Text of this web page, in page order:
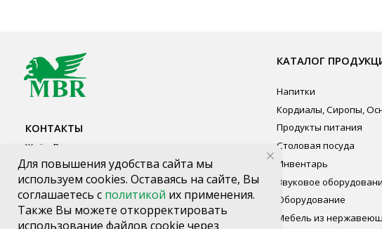
г. Калининград, ул. Дзержинского, д. 125
777-987
Одноразовая посуда и упаковка
Оборудование
mbr@mbr.ltd
Для повышения удобства сайта мы
используем cookies. Оставаясь на сайте, Вы
соглашаетесь с политикой их применения.
Также Вы можете откорректировать
использование файлов cookie через